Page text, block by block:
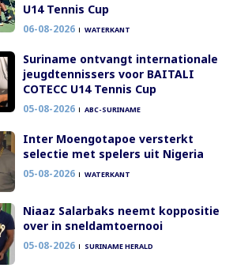
U14 Tennis Cup
06-08-2026 WATERKANT
Suriname ontvangt internationale
jeugdtennissers voor BAITALI
COTECC U14 Tennis Cup
05-08-2026 ABC-SURINAME
Inter Moengotapoe versterkt
selectie met spelers uit Nigeria
05-08-2026 WATERKANT
Niaaz Salarbaks neemt koppositie
over in sneldamtoernooi
05-08-2026 SURINAME HERALD